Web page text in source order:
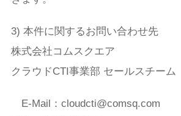
3) 本件に関するお問い合わせ先
株式会社コムスクエア
クラウドCTI事業部 セールスチーム
E-Mail：cloudcti@comsq.com